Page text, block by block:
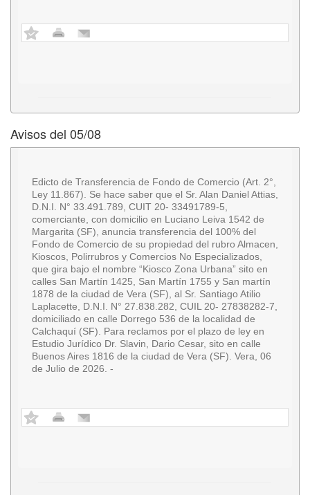
Avisos del 05/08
Edicto de Transferencia de Fondo de Comercio (Art. 2°,
Ley 11.867). Se hace saber que el Sr. Alan Daniel Attias,
D.N.I. N° 33.491.789, CUIT 20- 33491789-5,
comerciante, con domicilio en Luciano Leiva 1542 de
Margarita (SF), anuncia transferencia del 100% del
Fondo de Comercio de su propiedad del rubro Almacen,
Kioscos, Polirrubros y Comercios No Especializados,
que gira bajo el nombre “Kiosco Zona Urbana” sito en
calles San Martín 1425, San Martín 1755 y San martín
1878 de la ciudad de Vera (SF), al Sr. Santiago Atilio
Laplacette, D.N.I. N° 27.838.282, CUIL 20- 27838282-7,
domiciliado en calle Dorrego 536 de la localidad de
Calchaquí (SF). Para reclamos por el plazo de ley en
Estudio Jurídico Dr. Slavin, Dario Cesar, sito en calle
Buenos Aires 1816 de la ciudad de Vera (SF). Vera, 06
de Julio de 2026. -